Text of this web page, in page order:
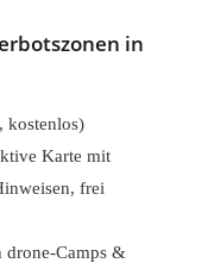
in
kostenlos)
Karte mit
frei
drone‑Camps &